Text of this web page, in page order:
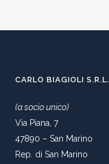
CARLO BIAGIOLI S.R.L.
(a socio unico)
Via Piana, 7
47890 – San Marino
Rep. di San Marino